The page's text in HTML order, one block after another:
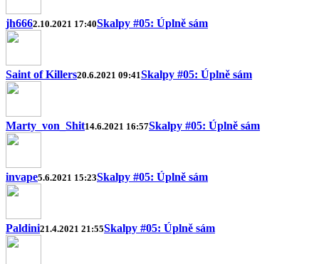
jh6662.10.2021 17:40Skalpy #05: Úplně sám
Saint of Killers20.6.2021 09:41Skalpy #05: Úplně sám
Marty_von_Shit14.6.2021 16:57Skalpy #05: Úplně sám
invape5.6.2021 15:23Skalpy #05: Úplně sám
Paldini21.4.2021 21:55Skalpy #05: Úplně sám